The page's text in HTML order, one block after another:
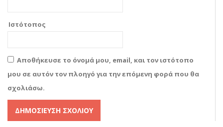
Ιστότοπος
Αποθήκευσε το όνομά μου, email, και τον ιστότοπο
μου σε αυτόν τον πλοηγό για την επόμενη φορά που θα
σχολιάσω.